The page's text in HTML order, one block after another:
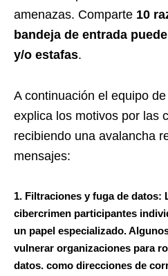
amenazas. Comparte 10
bandeja de entrada
y/o estafas.
A continuación el equipo
explica los motivos por las
recibiendo una avalancha
mensajes:
1. Filtraciones y fuga de datos:
cibercrimen participantes
un papel especializado.
vulnerar organizaciones para
datos. como direcciones de